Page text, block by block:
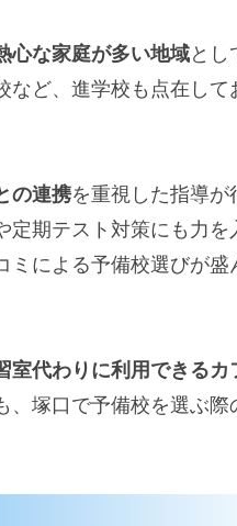
心な家庭が多い地域とし
ど、進学校も点在して
の連携を重視した指導が
定期テスト対策にも力を
ミによる予備校選びが盛
室代わりに利用できるカ
塚口で予備校を選ぶ際